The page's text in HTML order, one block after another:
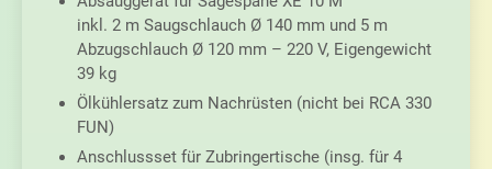
inkl. 2 m Saugschlauch Ø 140 mm und 5 m
Abzugschlauch Ø 120 mm – 220 V, Eigengewicht
39 kg
Ölkühlersatz zum Nachrüsten (nicht bei RCA 330
FUN)
Anschlussset für Zubringertische (insg. für 4